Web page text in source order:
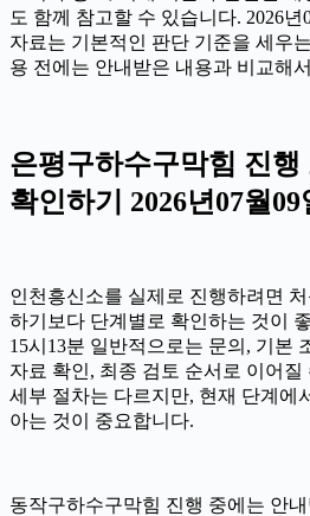
도 함께 참고할 수 있습니다. 2026년
자료는 기본적인 판단 기준을 세우
용 전에는 안내받은 내용과 비교해
은평구하수구막힘 진
확인하기 2026년07월09
인천흥신소를 실제로 진행하려면
하기보다 단계별로 확인하는 것이
15시13분 일반적으로는 문의, 기본
자료 확인, 최종 검토 순서로 이어
세부 절차는 다르지만, 현재 단계에
아는 것이 중요합니다.
동작구하수구막힘 진행 중에는 안